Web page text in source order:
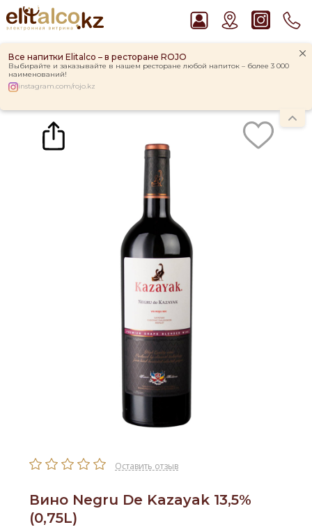
Все напитки Elitalco – в ресторане ROJO
Выбирайте и заказывайте в нашем ресторане любой напиток – более 3 000
наименований!
instagram.com/rojo.kz
Рекомендуем
Водка Smirnoff Red Vodka 37,5%
Ром Captain Morgan White 37,5%
Джин Gordon`s London Dry Gin 37,5%
Виски Talisker 10 YO Malt 45,8% in Box
Пиво Guinness Draught 4,2% Can
Каталог Вино Negru De Kazayak 13,5% (0,75L)
Оставить отзыв
Вино Negru De Kazayak 13,5%
(0,75L)